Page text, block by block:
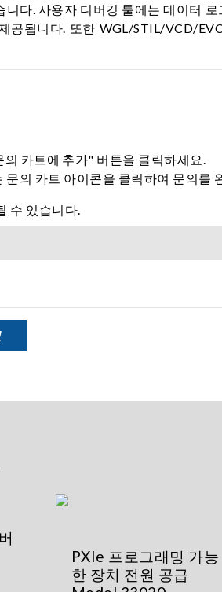
다. 사용자 디버깅 툴에는 데이터 로
됩니다. 또한 WGL/STIL/VCD/
카트에 추가" 버튼을 클릭하세요.
의 카트 아이콘을 클릭하여 문의를
수 있습니다.
PXIe 프로그래밍 가능
한 장치 전원 공급